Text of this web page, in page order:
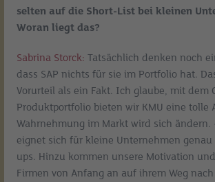
selten auf die Short-List bei kleinen
Woran liegt das?
Sabrina Storck: Tatsächlich denken noch
dass SAP nichts für sie im Portfolio hat.
Vorurteil als ein Fakt. Ich glaube, mit dem
Produktportfolio bieten wir KMU eine tolle
Wahrnehmung im Markt wird sich ändern.
eignet sich für kleine Unternehmen genau
ups. Hinzu kommen unsere Motivation
Firmen von Anfang an auf ihrem Weg